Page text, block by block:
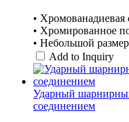
• Хромованадиевая
• Хромированное
• Небольшой
Add to Inquiry
Ударный
соединением